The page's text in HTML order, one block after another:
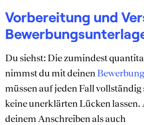
Vorbereitung und
Du siehst: Die zumindest
nimmst du mit deinen
müssen auf jeden Fall vollständig
keine unerklärten Lücken lassen.
deinem Anschreiben als auch